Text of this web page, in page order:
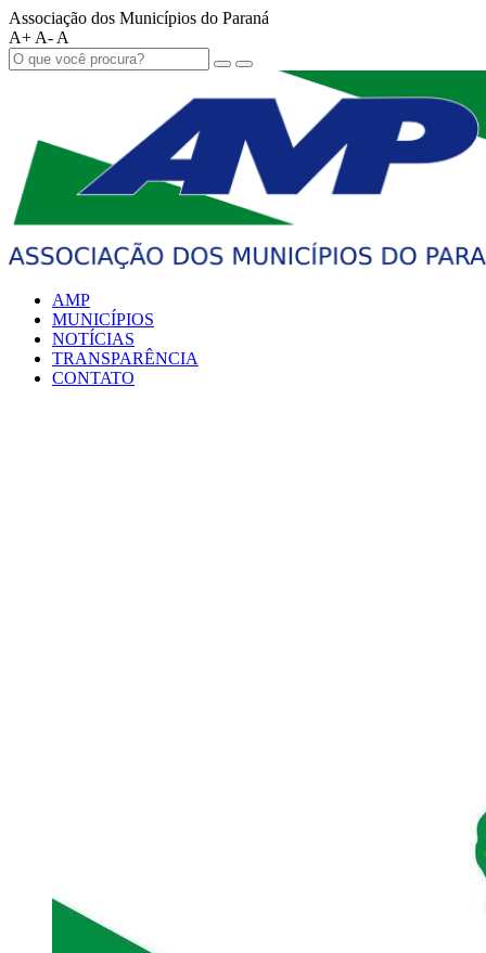
Associação dos Municípios do Paraná
A+ A- A
AMP
MUNICÍPIOS
NOTÍCIAS
TRANSPARÊNCIA
CONTATO